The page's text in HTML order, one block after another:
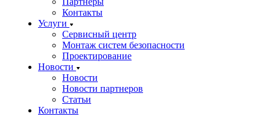
Контакты
Услуги
Сервисный центр
Монтаж систем безопасности
Проектирование
Новости
Новости
Новости партнеров
Статьи
Контакты